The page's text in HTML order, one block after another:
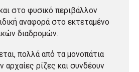
στο φυσικό περιβάλλον
αναφορά στο εκτεταμένο
διαδρομών.
πολλά από τα μονοπάτια
αρχαίες ρίζες και συνδέουν